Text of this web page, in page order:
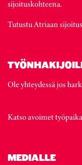
sijoituskohteena.
Tutustu Atriaan
Ole yhteydessä jos
Katso avoimet
MEDIALLE